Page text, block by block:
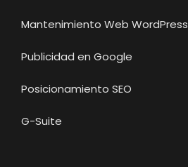
Mantenimiento Web WordPress
Publicidad en Google
Posicionamiento SEO
G-Suite